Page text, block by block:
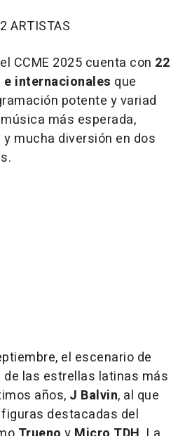
ARTISTAS
CCME 2025 cuenta con 22
internacionales que
potente y variad
más esperada,
mucha diversión en dos
el escenario de
de las estrellas latinas más
años, J Balvin, al que
destacadas del